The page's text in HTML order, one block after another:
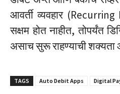
आवर्ती व्यवहार
सक्षम होत नाहीत, तोपर्यंत
असाच सुरू राहण्याची
TAGS Auto Debit Apps Digital